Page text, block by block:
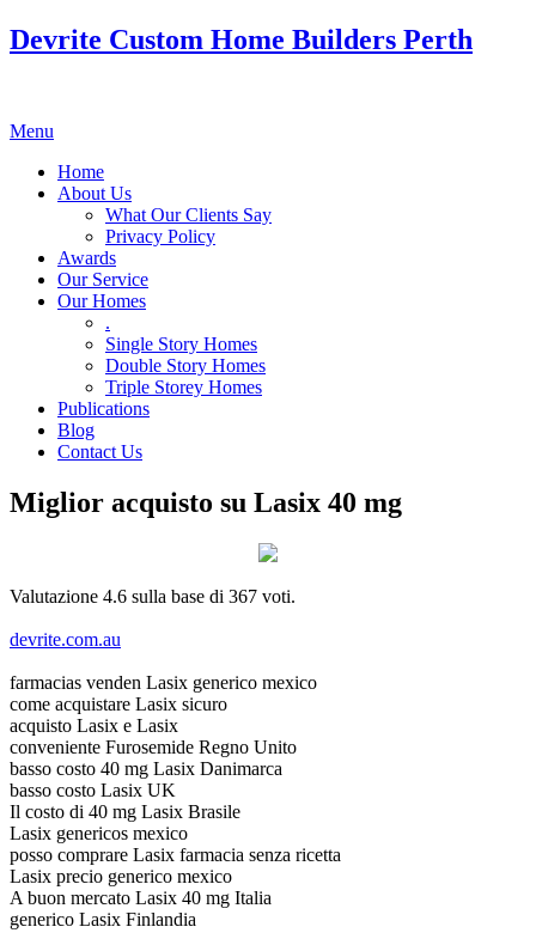
Devrite Custom Home Builders Perth
Menu
Home
About Us
What Our Clients Say
Privacy Policy
Awards
Our Service
Our Homes
.
Single Story Homes
Double Story Homes
Triple Storey Homes
Publications
Blog
Contact Us
Miglior acquisto su Lasix 40 mg
Valutazione 4.6 sulla base di 367 voti.
devrite.com.au
farmacias venden Lasix generico mexico
come acquistare Lasix sicuro
acquisto Lasix e Lasix
conveniente Furosemide Regno Unito
basso costo 40 mg Lasix Danimarca
basso costo Lasix UK
Il costo di 40 mg Lasix Brasile
Lasix genericos mexico
posso comprare Lasix farmacia senza ricetta
Lasix precio generico mexico
A buon mercato Lasix 40 mg Italia
generico Lasix Finlandia